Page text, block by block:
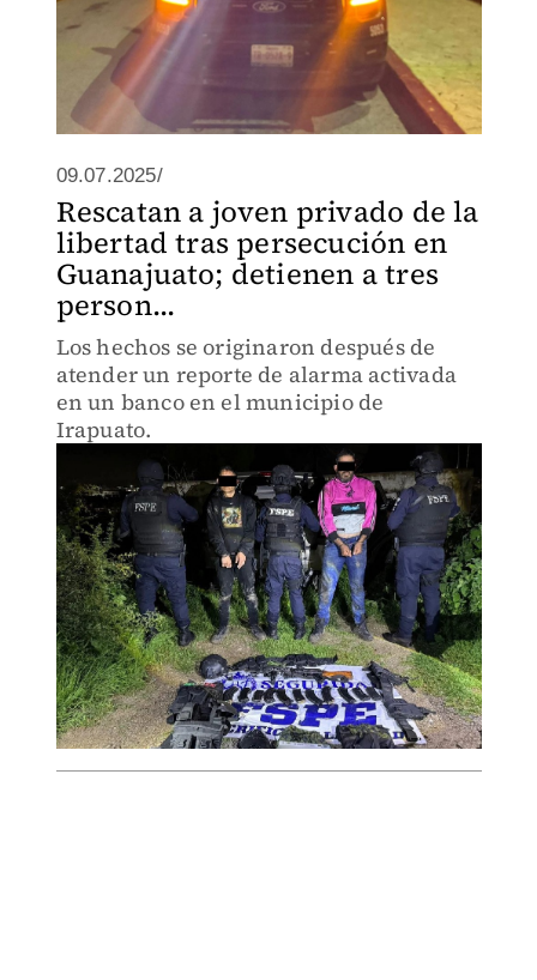
09.07.2025/
Rescatan a joven privado de la
libertad tras persecución en
Guanajuato; detienen a tres
person...
Los hechos se originaron después de
atender un reporte de alarma activada
en un banco en el municipio de
Irapuato.